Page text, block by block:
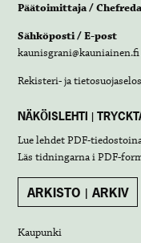
Päätoimittaja /
Sähköposti / E-post
kaunisgrani@kauniainen.fi
Rekisteri- ja
NÄKÖISLEHTI |
Lue lehdetPDF-
Läs tidningarna iPDF-
ARKISTO | ARKIV
Kaupunki